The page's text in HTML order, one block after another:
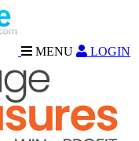
MENU LOGIN